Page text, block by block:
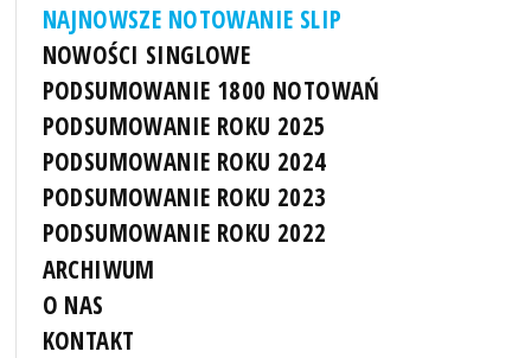
NAJNOWSZE NOTOWANIE SLIP
NOWOŚCI SINGLOWE
PODSUMOWANIE 1800 NOTOWAŃ
PODSUMOWANIE ROKU 2025
PODSUMOWANIE ROKU 2024
PODSUMOWANIE ROKU 2023
PODSUMOWANIE ROKU 2022
ARCHIWUM
O NAS
KONTAKT